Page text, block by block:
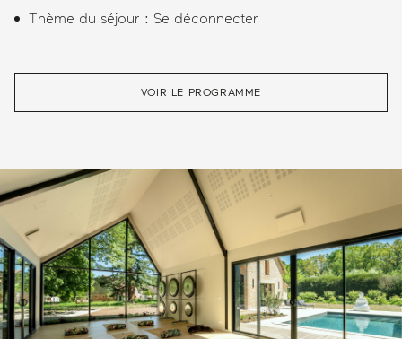
Thème du séjour : Se déconnecter
VOIR LE PROGRAMME